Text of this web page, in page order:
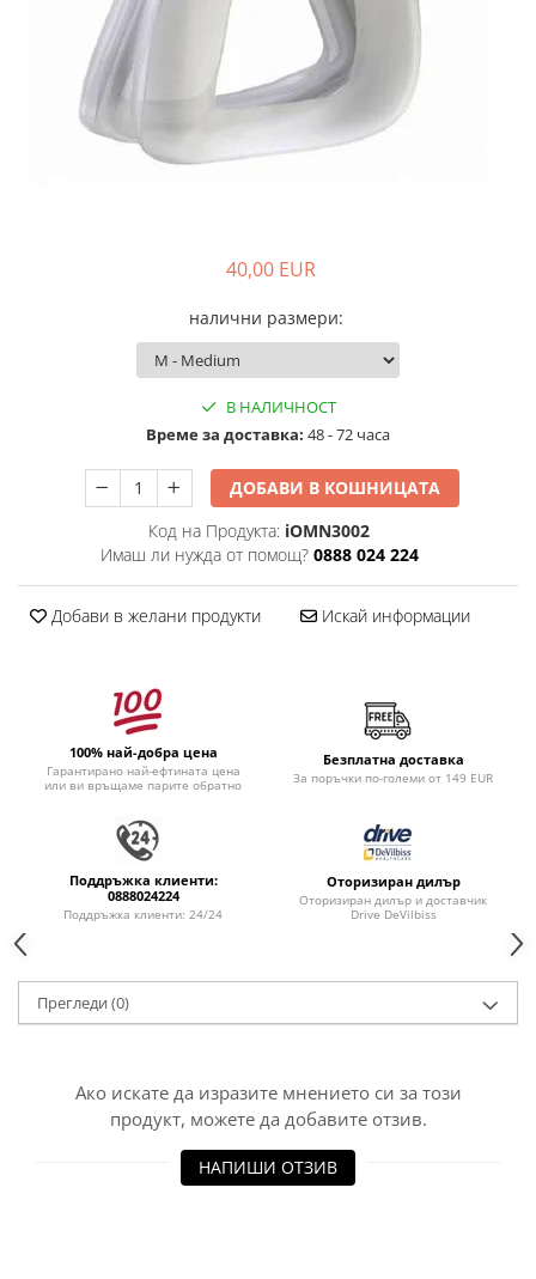
произвежда)
Медицински кислороден спрей
Назални канюли
Овлажняващи купи
Удължаващи маркучи
Кислородни маски
40,00 EUR
налични размери:
В НАЛИЧНОСТ
Времe за доставка: 48 - 72 часа
ДОБАВИ В КОШНИЦАТА
Код на Продукта: iOMN3002
Имаш ли нужда от помощ? 0888 024 224
Добави в желани продукти Искай информации
100% най-добра цена
Гарантирано най-ефтината цена
или ви връщаме парите обратно
Безплатна доставка
За поръчки по-големи от 149 EUR
Поддръжка клиенти:
0888024224
Поддръжка клиенти: 24/24
Оторизиран дилър
Оторизиран дилър и доставчик
Drive DeVilbiss
Прегледи (0)
Ако искате да изразите мнението си за този
продукт, можете да добавите отзив.
НАПИШИ ОТЗИВ